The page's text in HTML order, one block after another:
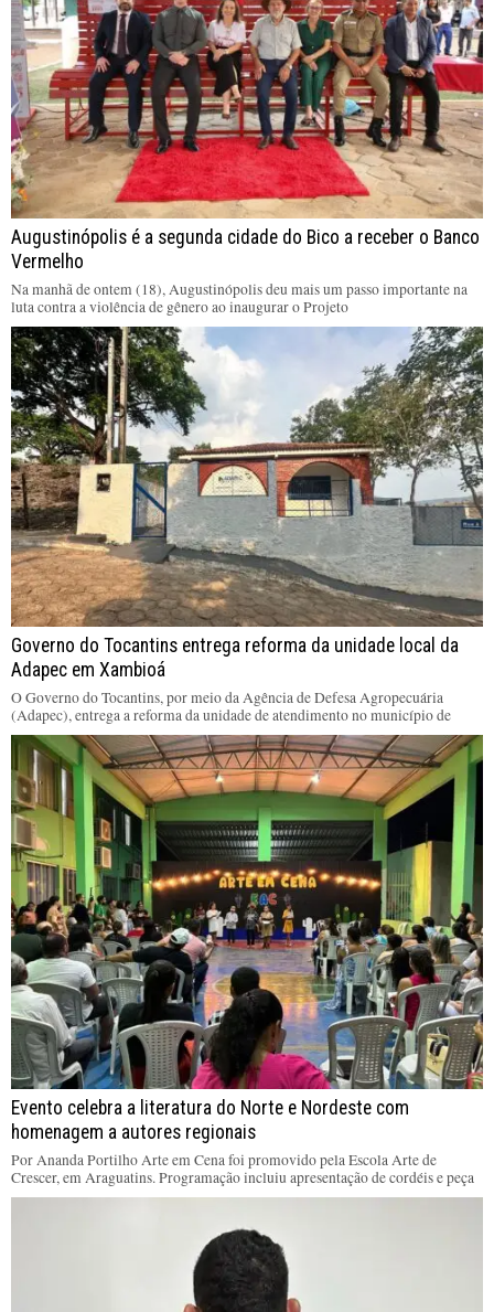
Augustinópolis é a segunda cidade do Bico a receber o Banco
Vermelho
Na manhã de ontem (18), Augustinópolis deu mais um passo importante na
luta contra a violência de gênero ao inaugurar o Projeto
Governo do Tocantins entrega reforma da unidade local da
Adapec em Xambioá
O Governo do Tocantins, por meio da Agência de Defesa Agropecuária
(Adapec), entrega a reforma da unidade de atendimento no município de
Evento celebra a literatura do Norte e Nordeste com
homenagem a autores regionais
Por Ananda Portilho Arte em Cena foi promovido pela Escola Arte de
Crescer, em Araguatins. Programação incluiu apresentação de cordéis e peça